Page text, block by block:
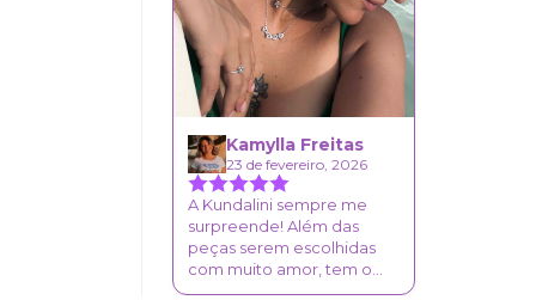
Kamylla Freitas
23 de fevereiro, 2026
A Kundalini sempre me
surpreende! Além das
peças serem escolhidas
com muito amor, tem o
acabamento sempre